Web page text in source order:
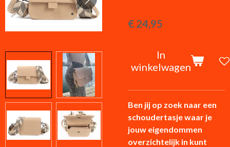
€ 24,95
In
winkelwagen
Ben jij op zoek naar een
schoudertasje waar je
jouw eigendommen
overzichtelijk in kunt